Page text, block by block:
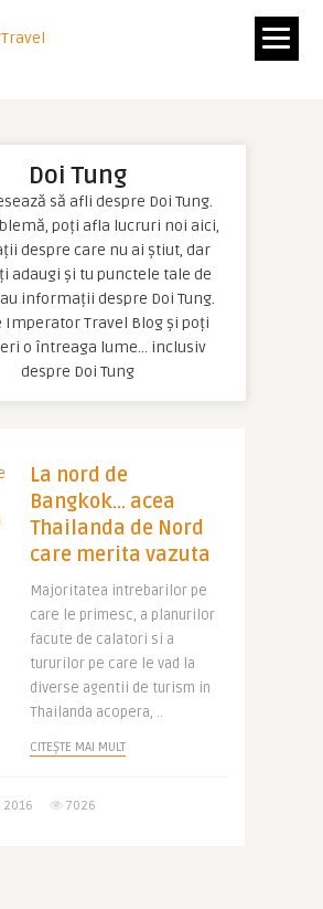
Doi Tung
să afli despre Doi Tung.
poți afla lucruri noi aici,
despre care nu ai știut, dar
adaugi și tu punctele tale de
informații despre Doi Tung.
Imperator Travel Blog și poți
o întreaga lume… inclusiv
despre Doi Tung
La nord de
Bangkok… acea
Thailanda de Nord
care merita vazuta
Majoritatea intrebarilor pe
care le primesc, a planurilor
facute de calatori si a
tururilor pe care le vad la
diverse agentii de turism in
Thailanda acopera, ..
CITEȘTE MAI MULT
7026